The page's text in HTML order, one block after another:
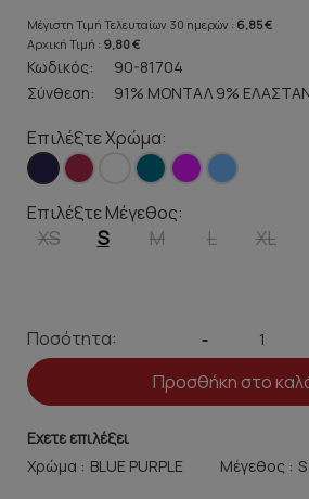
Μέγιστη Τιμή Τελευταίων 30 ημερών : 6,85 €
Αρχική Τιμή : 9,80 €
Κωδικός:
90-81704
Σύνθεση:
91% ΜΟΝΤΑΛ 9%
Επιλέξτε Χρώμα:
Επιλέξτε Μέγεθος:
XS S M L XL
Ποσότητα: -
Προσθήκη στο
Εχετε επιλέξει
Χρώμα :
Μέγεθος :